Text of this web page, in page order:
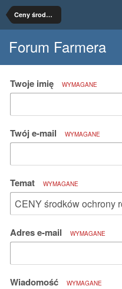
Ceny środków ochrony roślin
Forum Farmera
Twoje imię WYMAGANE
Twój e-mail WYMAGANE
Temat WYMAGANE
Adres e-mail WYMAGANE
Wiadomość WYMAGANE